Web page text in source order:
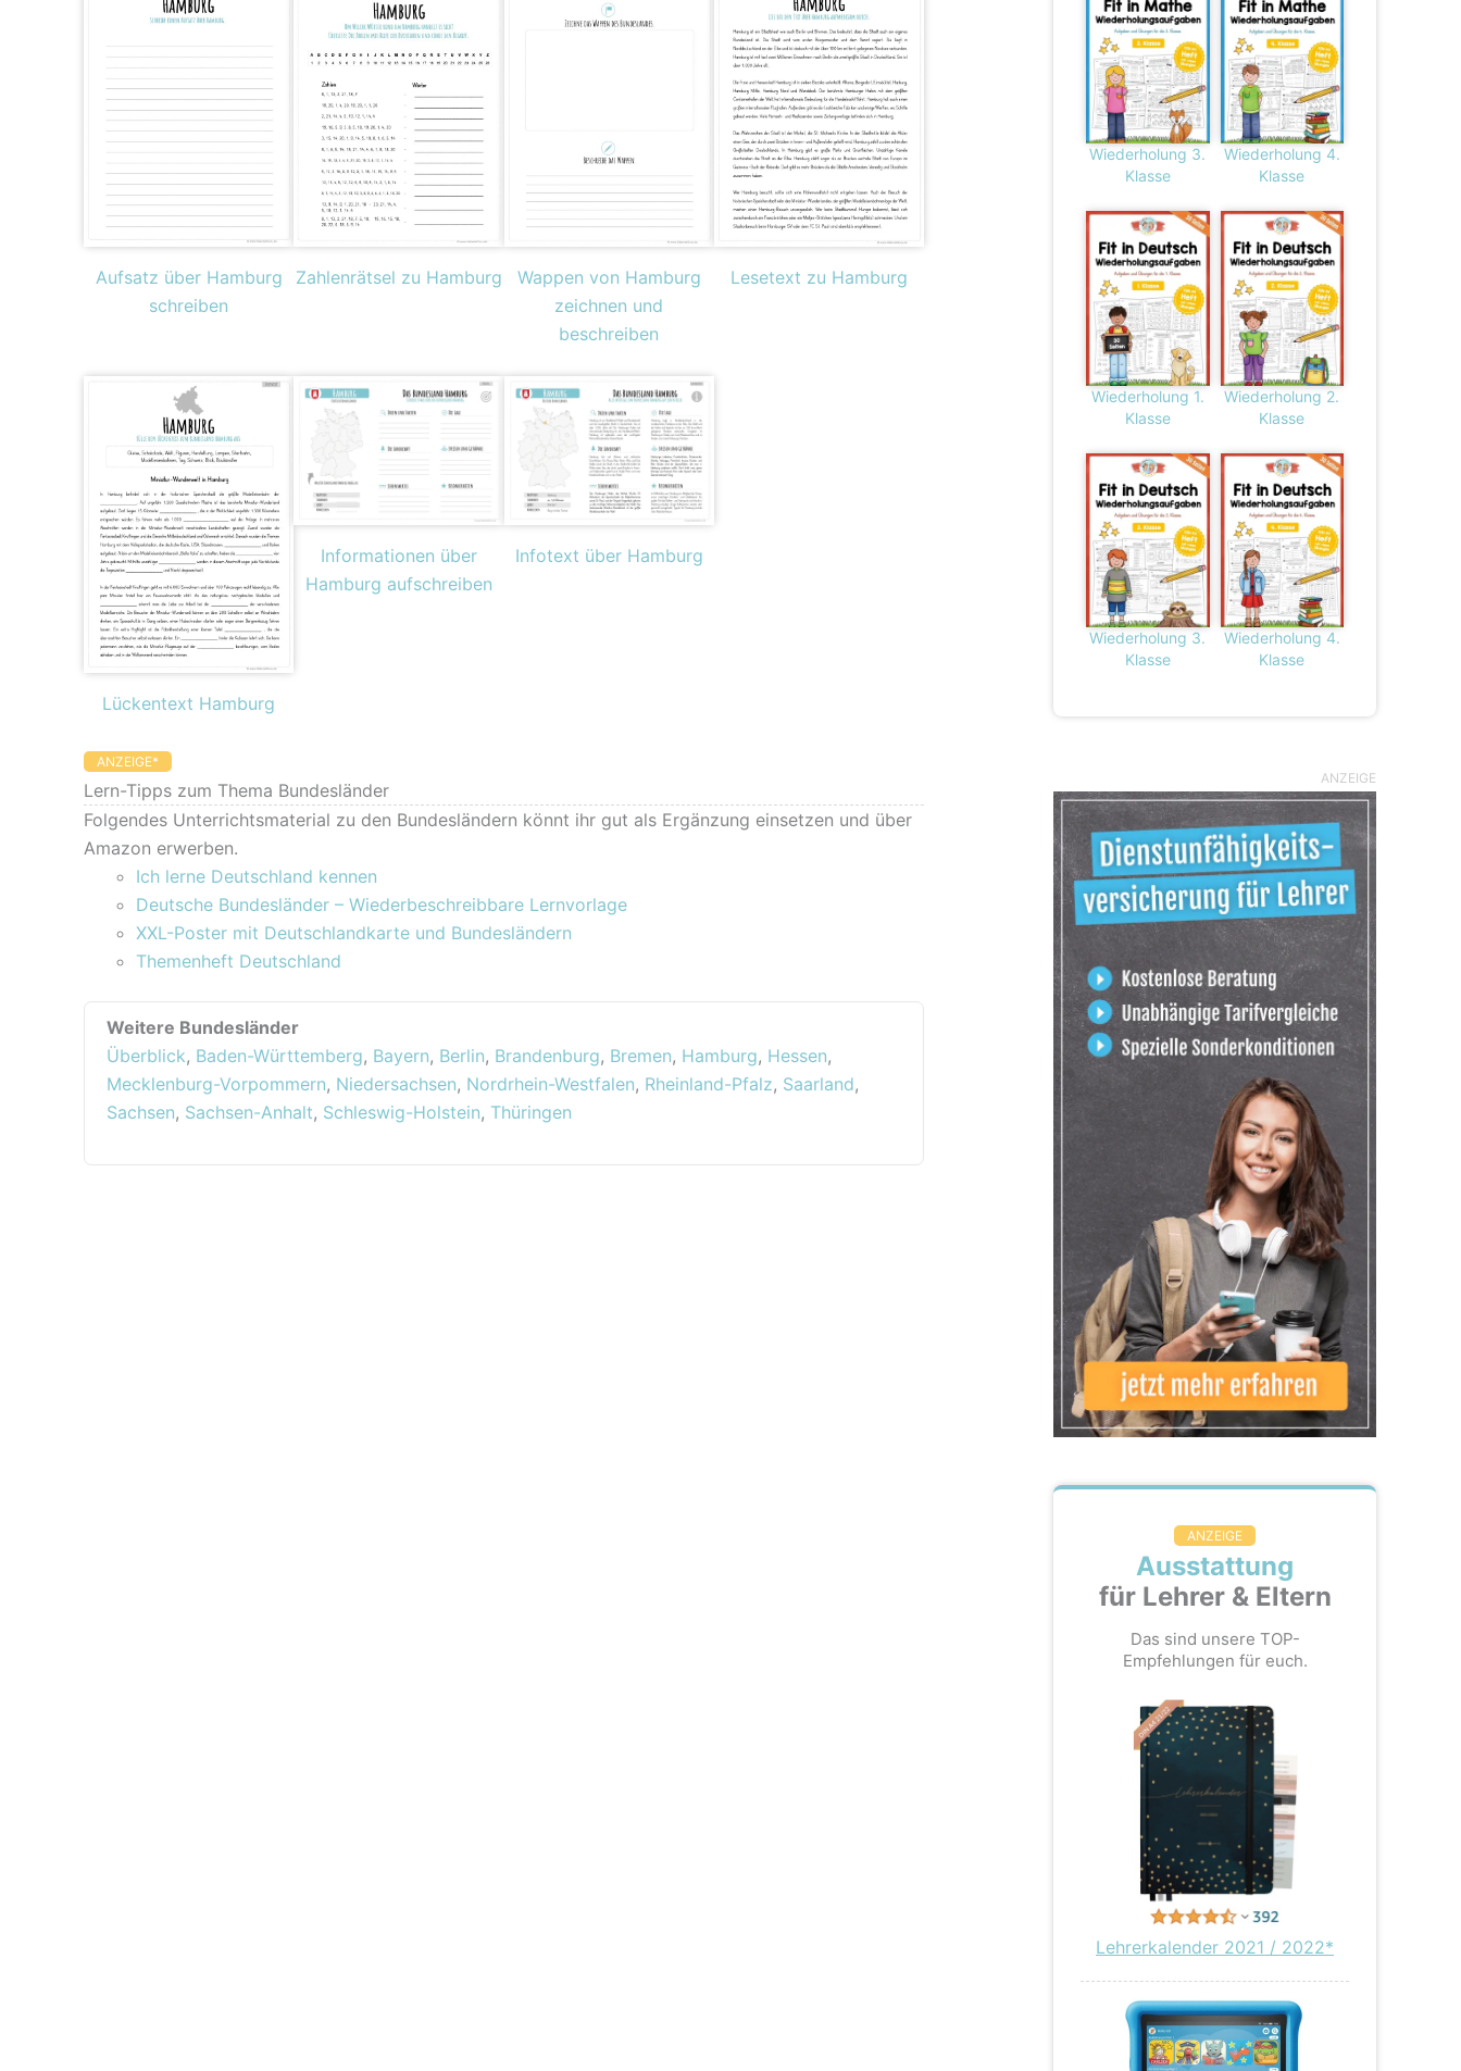
Aufsatz über Hamburg
schreiben
Zahlenrätsel zu Hamburg
Wappen von Hamburg
zeichnen und
beschreiben
Lesetext zu Hamburg
Lückentext Hamburg
Informationen über
Hamburg aufschreiben
Infotext über Hamburg
ANZEIGE*
Lern-Tipps zum Thema Bundesländer
Folgendes Unterrichtsmaterial zu den Bundesländern könnt ihr gut als Ergänzung einsetzen und über
Amazon erwerben.
Ich lerne Deutschland kennen
Deutsche Bundesländer – Wiederbeschreibbare Lernvorlage
XXL-Poster mit Deutschlandkarte und Bundesländern
Themenheft Deutschland
Weitere Bundesländer
Überblick, Baden-Württemberg, Bayern, Berlin, Brandenburg, Bremen, Hamburg, Hessen,
Mecklenburg-Vorpommern, Niedersachsen, Nordrhein-Westfalen, Rheinland-Pfalz, Saarland,
Sachsen, Sachsen-Anhalt, Schleswig-Holstein, Thüringen
Wiederholung 3.
Klasse
Wiederholung 4.
Klasse
Wiederholung 1.
Klasse
Wiederholung 2.
Klasse
Wiederholung 3.
Klasse
Wiederholung 4.
Klasse
ANZEIGE
ANZEIGE
Ausstattung
für Lehrer & Eltern
Das sind unsere TOP-
Empfehlungen für euch.
Lehrerkalender 2021 / 2022*